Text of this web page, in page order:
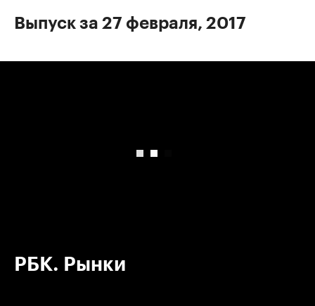
Выпуск за 27 февраля, 2017
РБК. Рынки